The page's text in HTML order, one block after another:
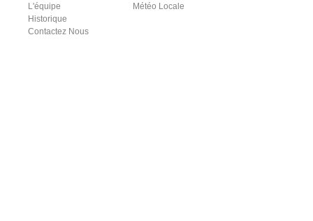
L'équipe
Historique
Contactez Nous
Météo Locale